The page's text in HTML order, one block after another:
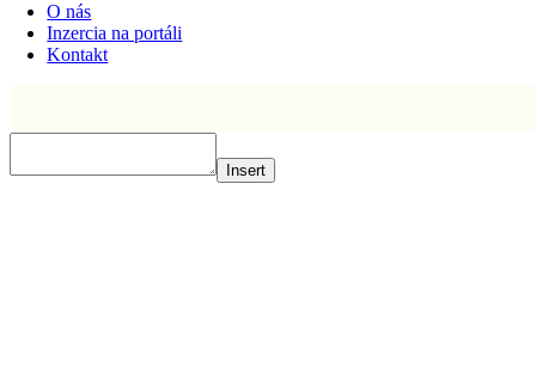
O nás
Inzercia na portáli
Kontakt
Insert